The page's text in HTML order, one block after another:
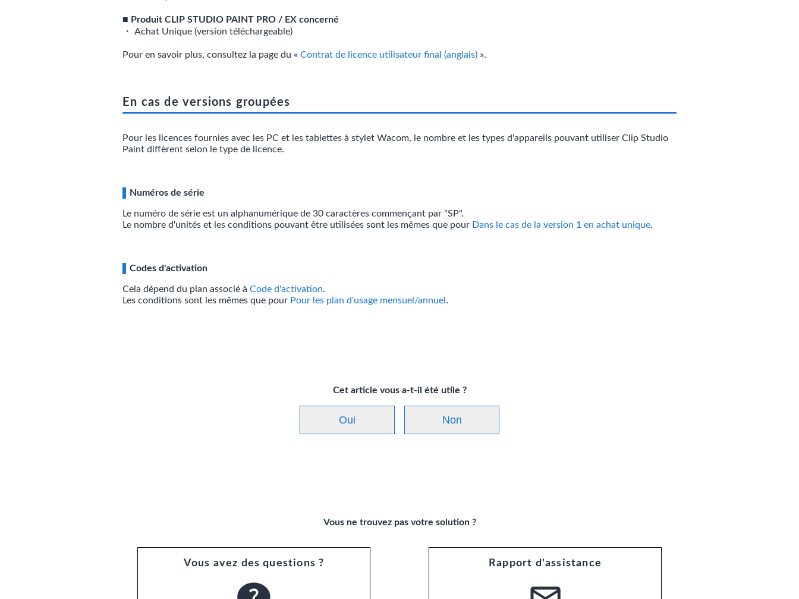
■ Produit CLIP STUDIO PAINT PRO / EX concerné
・ Achat Unique (version téléchargeable)
Pour en savoir plus, consultez la page du « Contrat de licence utilisateur final (anglais) ».
En cas de versions groupées
Pour les licences fournies avec les PC et les tablettes à stylet Wacom, le nombre et les types d'appareils pouvant utiliser Clip Studio
Paint diffèrent selon le type de licence.
Numéros de série
Le numéro de série est un alphanumérique de 30 caractères commençant par "SP".
Le nombre d'unités et les conditions pouvant être utilisées sont les mêmes que pour Dans le cas de la version 1 en achat unique.
Codes d'activation
Cela dépend du plan associé à Code d'activation.
Les conditions sont les mêmes que pour Pour les plan d'usage mensuel/annuel .
Cet article vous a-t-il été utile ?
Oui Non
Vous ne trouvez pas votre solution ?
Vous avez des questions ? Rapport d'assistance